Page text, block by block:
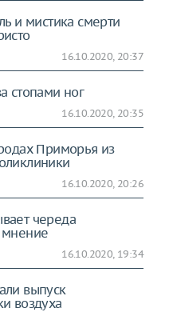
и мистика смерти
16.10.2020, 20:37
стопами ног
16.10.2020, 20:35
Приморья из
16.10.2020, 20:26
череда
мнение
16.10.2020, 19:34
выпуск
воздуха